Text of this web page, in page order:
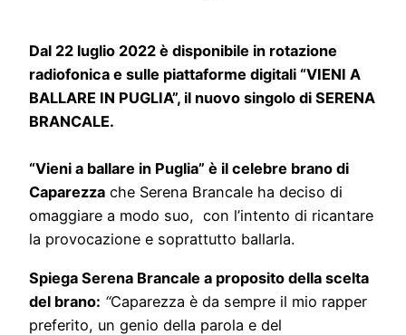
Dal 22 luglio 2022 è disponibile in rotazione
radiofonica e sulle piattaforme digitali “VIENI A
BALLARE IN PUGLIA”, il nuovo singolo di SERENA
BRANCALE.
“Vieni a ballare in Puglia” è il celebre brano di
Caparezza che Serena Brancale ha deciso di
omaggiare a modo suo, con l’intento di ricantare
la provocazione e soprattutto ballarla.
Spiega Serena Brancale a proposito della scelta
del brano: “Caparezza è da sempre il mio rapper
preferito, un genio della parola e del